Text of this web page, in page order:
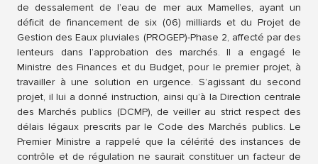
de dessalement de l’eau de mer aux Mamelles, ayant un
déficit de financement de six (06) milliards et du Projet de
Gestion des Eaux pluviales (PROGEP)-Phase 2, affecté par des
lenteurs dans l’approbation des marchés. Il a engagé le
Ministre des Finances et du Budget, pour le premier projet, à
travailler à une solution en urgence. S’agissant du second
projet, il lui a donné instruction, ainsi qu’à la Direction centrale
des Marchés publics (DCMP), de veiller au strict respect des
délais légaux prescrits par le Code des Marchés publics. Le
Premier Ministre a rappelé que la célérité des instances de
contrôle et de régulation ne saurait constituer un facteur de